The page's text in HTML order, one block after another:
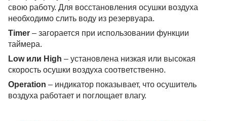
свою работу. Для восстановления осушки воздуха
необходимо слить воду из резервуара.
Timer – загорается при использовании функции
таймера.
Low или High – установлена низкая или высокая
скорость осушки воздуха соответственно.
Operation – индикатор показывает, что осушитель
воздуха работает и поглощает влагу.